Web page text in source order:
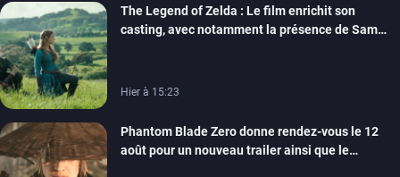
The Legend of Zelda : Le film enrichit son
casting, avec notamment la présence de Sam
Hier à 15:23
Phantom Blade Zero donne rendez-vous le 12
août pour un nouveau trailer ainsi que le